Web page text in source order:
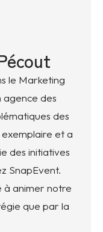
le Marketing
agence des
des
et a
des initiatives
SnapEvent.
à animer notre
que par la